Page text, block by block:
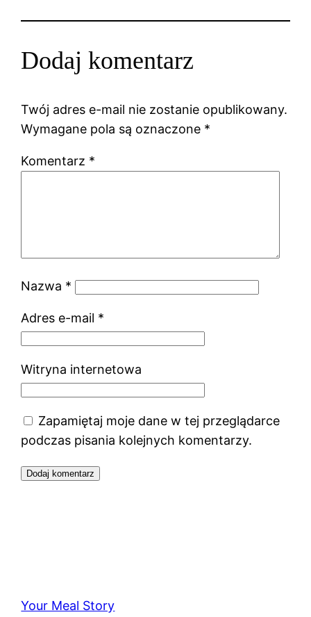
Dodaj komentarz
Twój adres e-mail nie zostanie opublikowany.
Wymagane pola są oznaczone *
Komentarz *
Nazwa *
Adres e-mail *
Witryna internetowa
Zapamiętaj moje dane w tej przeglądarce
podczas pisania kolejnych komentarzy.
Your Meal Story